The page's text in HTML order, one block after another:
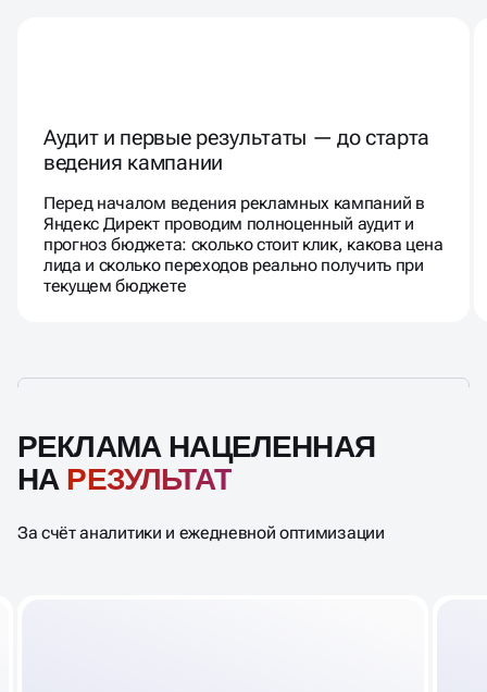
Аудит и первые результаты — до старта
ведения кампании
Перед началом ведения рекламных кампаний в
Яндекс Директ проводим полноценный аудит и
прогноз бюджета: сколько стоит клик, какова цена
лида и сколько переходов реально получить при
текущем бюджете
РЕКЛАМА НАЦЕЛЕННАЯ
НА РЕЗУЛЬТАТ
За счёт аналитики и ежедневной оптимизации